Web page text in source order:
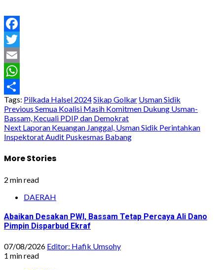
Facebook
Twitter
Email
WhatsApp
Share
Tags: Pilkada Halsel 2024Sikap Golkar Usman Sidik
Post
navigation
Previous Semua Koalisi Masih Komitmen Dukung Usman-
Bassam, Kecuali PDIP dan Demokrat
Next Laporan Keuangan Janggal, Usman Sidik Perintahkan
Inspektorat Audit Puskesmas Babang
More Stories
2 min read
DAERAH
Abaikan Desakan PWI, Bassam Tetap Percaya Ali Dano
Pimpin Disparbud Ekraf
07/08/2026 Editor: Hafik Umsohy
1 min read